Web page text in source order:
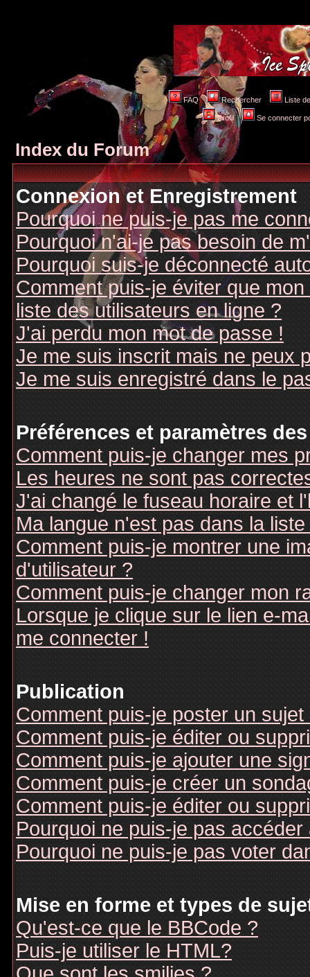
FAQ Rechercher Liste
Profil Se connecter
Index du Forum
Connexion et Enregistrement
Pourquoi ne puis-je pas me
Pourquoi n'ai-je pas besoin de
Pourquoi suis-je déconnecté
Comment puis-je éviter que
liste des utilisateurs en ligne ?
J'ai perdu mon mot de passe !
Je me suis inscrit mais ne peux
Je me suis enregistré dans le
Préférences et paramètres
Comment puis-je changer mes
Les heures ne sont pas
J'ai changé le fuseau horaire et
Ma langue n'est pas dans la liste
Comment puis-je montrer une
d'utilisateur ?
Comment puis-je changer mon
Lorsque je clique sur le lien e-
me connecter !
Publication
Comment puis-je poster un
Comment puis-je éditer ou
Comment puis-je ajouter une
Comment puis-je créer un
Comment puis-je éditer ou
Pourquoi ne puis-je pas accéder
Pourquoi ne puis-je pas voter
Mise en forme et types de
Qu'est-ce que le BBCode ?
Puis-je utiliser le HTML?